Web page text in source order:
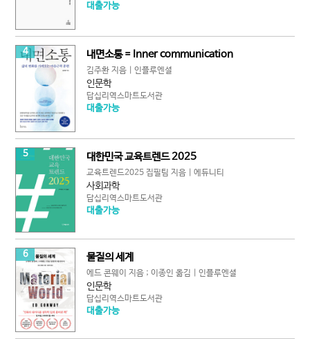
대출가능
4 내면소통 = Inner communication
김주환 지음 | 인플루엔셜
인문학
답십리역스마트도서관
대출가능
5 대한민국 교육트렌드 2025
교육트렌드2025 집필팀 지음 | 에듀니티
사회과학
답십리역스마트도서관
대출가능
6 물질의 세계
에드 콘웨이 지음 ; 이종인 옮김 | 인플루엔셜
인문학
답십리역스마트도서관
대출가능